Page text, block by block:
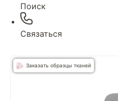
Поиск
Связаться
Заказать образцы тканей